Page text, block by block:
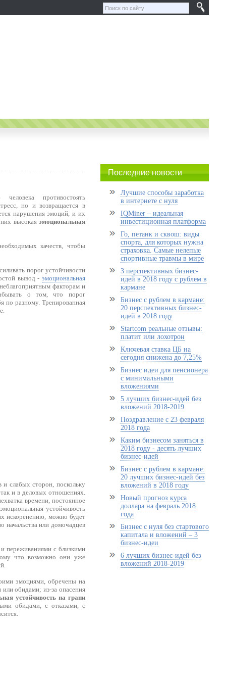
противостоять
но и возвращается в
нарушения эмоций, и их
высокая эмоциональная
качеств, чтобы
порог устойчивости
вывод - эмоциональная
факторам и
о том, что порог
по разному. Тренированная
и слабых сторон, поскольку
и в деловых отношениях.
времени, постоянное
устойчивость
искоренению, можно будет
начальства или домочадцев
переживаниями с близкими
что возможно они уже
эмоциями, обречены на
обидами; из-за опасения
устойчивость на грани
обидами, с отказами, с
Последние новости
Лучшие способы заработка
в интернете с нуля
IQMiner – идеальная
инвестиционная платформа
Го, петанк и сквош: виды
спорта, для которых нужна
страховка. Самые нелепые
спортивные травмы в мире
3 перспективных бизнес-
идей в 2018 году с рублем в
кармане
Бизнес с рублем в кармане:
20 перспективных бизнес-
идей в 2018 году
Startcom реальные отзывы:
платит или лохотрон
Ключевая ставка ЦБ на
сегодня снижена до 7,25%
Бизнес идеи для пенсионера
с минимальными
вложениями
5 лучших бизнес-идей без
вложений 2018-2019
Поздравление с 23 февраля
2018 года
Каким бизнесом заняться в
2018 году - десять лучших
бизнес-идей
Бизнес с рублем в кармане:
20 лучших бизнес-идей без
вложений в 2018 году
Новый прогноз курса
доллара на февраль 2018
года
Бизнес с нуля без стартового
капитала и вложений – 3
бизнес-идеи
6 лучших бизнес-идей без
вложений 2018-2019